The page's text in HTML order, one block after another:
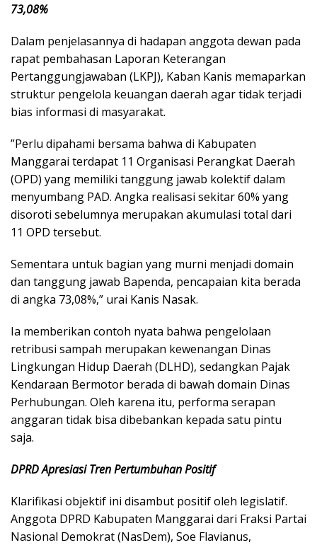
73,08%
​Dalam penjelasannya di hadapan anggota dewan pada
rapat pembahasan Laporan Keterangan
Pertanggungjawaban (LKPJ), Kaban Kanis memaparkan
struktur pengelola keuangan daerah agar tidak terjadi
bias informasi di masyarakat.
​”Perlu dipahami bersama bahwa di Kabupaten
Manggarai terdapat 11 Organisasi Perangkat Daerah
(OPD) yang memiliki tanggung jawab kolektif dalam
menyumbang PAD. Angka realisasi sekitar 60% yang
disoroti sebelumnya merupakan akumulasi total dari
11 OPD tersebut.
Sementara untuk bagian yang murni menjadi domain
dan tanggung jawab Bapenda, pencapaian kita berada
di angka 73,08%,” urai Kanis Nasak.
​Ia memberikan contoh nyata bahwa pengelolaan
retribusi sampah merupakan kewenangan Dinas
Lingkungan Hidup Daerah (DLHD), sedangkan Pajak
Kendaraan Bermotor berada di bawah domain Dinas
Perhubungan. Oleh karena itu, performa serapan
anggaran tidak bisa dibebankan kepada satu pintu
saja.
DPRD Apresiasi Tren Pertumbuhan Positif
​Klarifikasi objektif ini disambut positif oleh legislatif.
Anggota DPRD Kabupaten Manggarai dari Fraksi Partai
Nasional Demokrat (NasDem), Soe Flavianus,